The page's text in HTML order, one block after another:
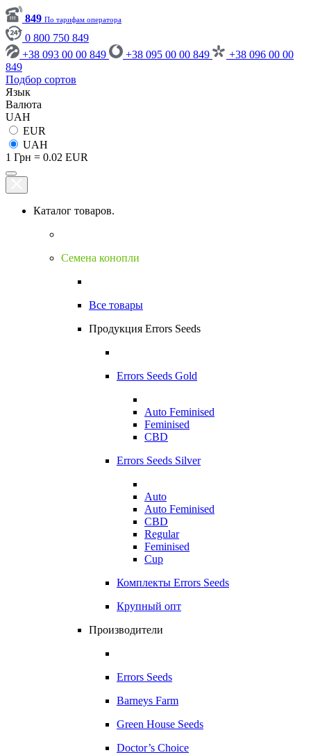
849 По тарифам оператора
0 800 750 849
+38 093 00 00 849
+38 095 00 00 849
+38 096 00 00
849
Подбор сортов
Язык
Валюта
UAH
EUR
UAH
1 Грн = 0.02 EUR
Каталог товаров.
Семена конопли
Все товары
Продукция Errors Seeds
Errors Seeds Gold
Auto Feminised
Feminised
CBD
Errors Seeds Silver
Auto
Auto Feminised
CBD
Regular
Feminised
Cup
Комплекты Errors Seeds
Крупный опт
Производители
Errors Seeds
Barneys Farm
Green House Seeds
Doctor’s Choice